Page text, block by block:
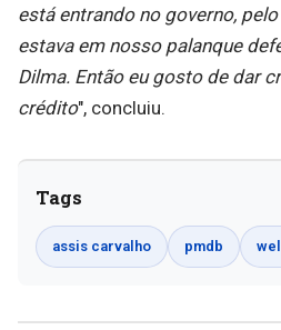
está entrando no governo,
estava em nosso palanque
Dilma. Então eu gosto de dar
crédito", concluiu.
Tags
assis carvalho pmdb